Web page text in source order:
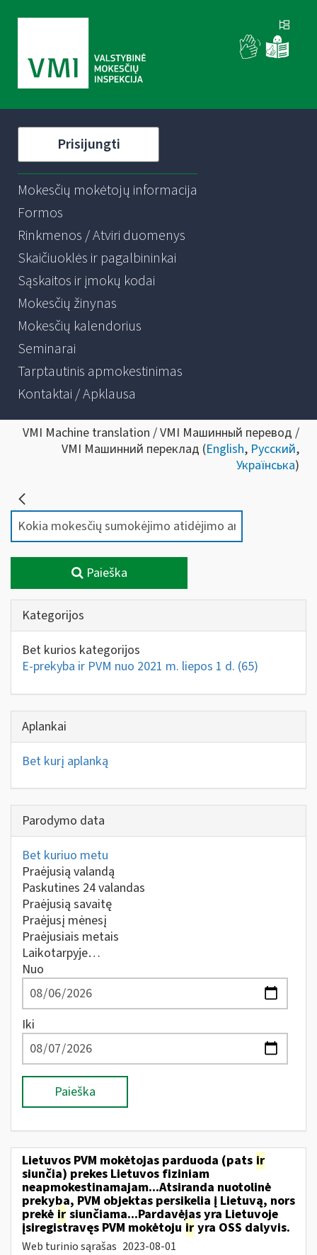
Prisijungti
Mokesčių mokėtojų informacija
Formos
Rinkmenos / Atviri duomenys
Skaičiuoklės ir pagalbininkai
Sąskaitos ir įmokų kodai
Mokesčių žinynas
Mokesčių kalendorius
Seminarai
Tarptautinis apmokestinimas
Kontaktai / Apklausa
VMI Machine translation / VMI Машинный перевод /
VMI Машинний переклад (English, Русский,
Українська)
Paieška
Kategorijos
Bet kurios kategorijos
E-prekyba ir PVM nuo 2021 m. liepos 1 d. (65)
Aplankai
Bet kurį aplanką
Parodymo data
Bet kuriuo metu
Praėjusią valandą
Paskutines 24 valandas
Praėjusią savaitę
Praėjusį mėnesį
Praėjusiais metais
Laikotarpyje…
Nuo
Iki
Paieška
Lietuvos PVM mokėtojas parduoda (pats ir
siunčia) prekes Lietuvos fiziniam
neapmokestinamajam...Atsiranda nuotolinė
prekyba, PVM objektas persikelia į Lietuvą, nors
prekė ir siunčiama...Pardavėjas yra Lietuvoje
įsiregistravęs PVM mokėtoju ir yra OSS dalyvis.
Web turinio sąrašas 2023-08-01